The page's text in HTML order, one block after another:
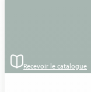
Recevoir le catalogue
– Modèle : T Classic
RAL NON STD- RAL